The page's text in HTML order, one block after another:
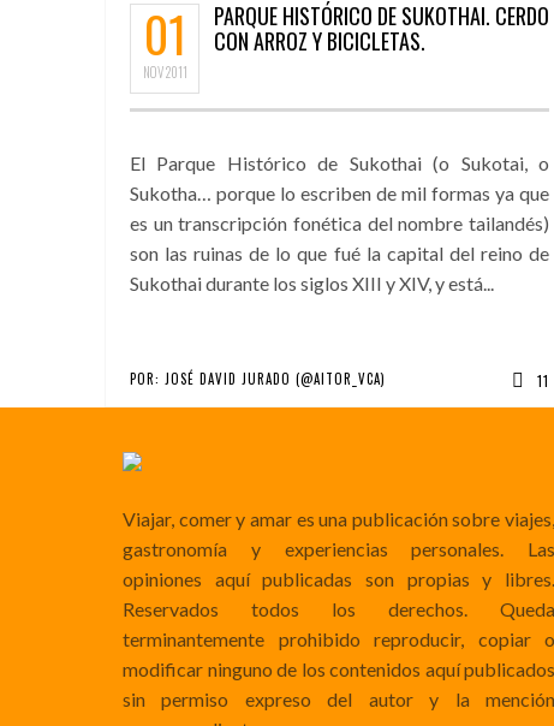
01
NOV2011
PARQUE HISTÓRICO DE SUKOTHAI. CERDO
CON ARROZ Y BICICLETAS.
El Parque Histórico de Sukothai (o Sukotai, o
Sukotha… porque lo escriben de mil formas ya que
es un transcripción fonética del nombre tailandés)
son las ruinas de lo que fué la capital del reino de
Sukothai durante los siglos XIII y XIV, y está...
POR: JOSÉ DAVID JURADO (@AITOR_VCA) 11
Viajar, comer y amar es una publicación sobre viajes,
gastronomía y experiencias personales. Las
opiniones aquí publicadas son propias y libres.
Reservados todos los derechos. Queda
terminantemente prohibido reproducir, copiar o
modificar ninguno de los contenidos aquí publicados
sin permiso expreso del autor y la mención